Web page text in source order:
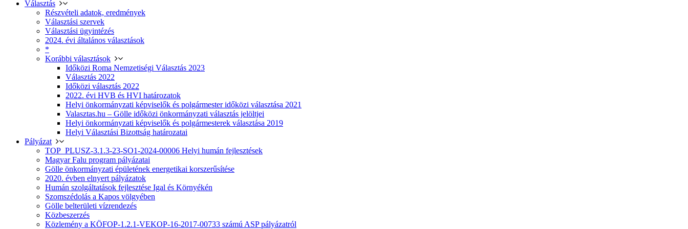
Választás
Részvételi adatok, eredmények
Választási szervek
Választási ügyintézés
2024. évi általános választások
*
Korábbi választások
Időközi Roma Nemzetiségi Választás 2023
Választás 2022
Időközi választás 2022
2022. évi HVB és HVI határozatok
Helyi önkormányzati képviselők és polgármester időközi választása 2021
Valasztas.hu – Gölle időközi önkormányzati választás jelöltjei
Helyi önkormányzati képviselők és polgármesterek választása 2019
Helyi Választási Bizottság határozatai
Pályázat
TOP_PLUSZ-3.1.3-23-SO1-2024-00006 Helyi humán fejlesztések
Magyar Falu program pályázatai
Gölle önkormányzati épületének energetikai korszerűsítése
2020. évben elnyert pályázatok
Humán szolgáltatások fejlesztése Igal és Környékén
Szomszédolás a Kapos völgyében
Gölle belterületi vízrendezés
Közbeszerzés
Közlemény a KÖFOP-1.2.1-VEKOP-16-2017-00733 számú ASP pályázatról